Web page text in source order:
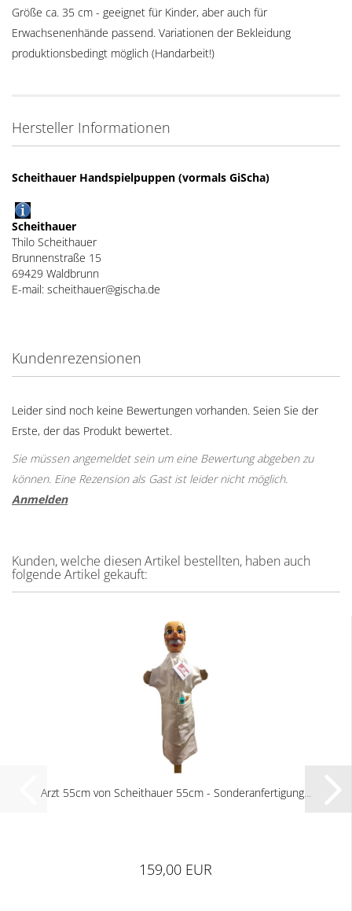
Größe ca. 35 cm - geeignet für Kinder, aber auch für
Erwachsenenhände passend. Variationen der Bekleidung
produktionsbedingt möglich (Handarbeit!)
Hersteller Informationen
Scheithauer Handspielpuppen (vormals GiScha)
Scheithauer
Thilo Scheithauer
Brunnenstraße 15
69429 Waldbrunn
E-mail: scheithauer@gischa.de
Kundenrezensionen
Leider sind noch keine Bewertungen vorhanden. Seien Sie der
Erste, der das Produkt bewertet.
Sie müssen angemeldet sein um eine Bewertung abgeben zu
können. Eine Rezension als Gast ist leider nicht möglich.
Anmelden
Kunden, welche diesen Artikel bestellten, haben auch
folgende Artikel gekauft:
Arzt 55cm von Scheithauer 55cm - Sonderanfertigung...
159,00 EUR